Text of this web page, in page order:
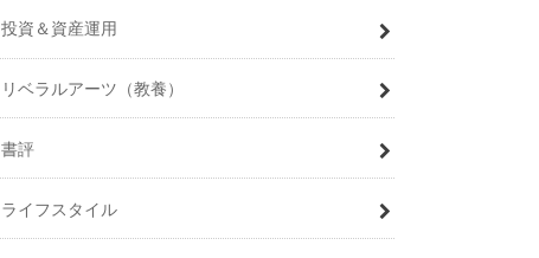
投資＆資産運用
リベラルアーツ（教養）
書評
ライフスタイル